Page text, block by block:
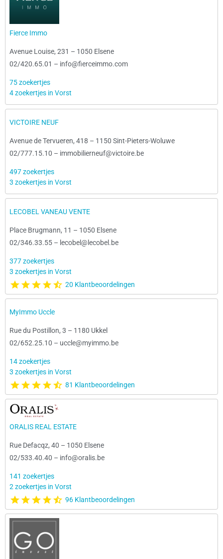
Fierce Immo
Avenue Louise, 231 – 1050 Elsene
02/420.65.01 – info@fierceimmo.com
75 zoekertjes
4 zoekertjes in Vorst
VICTOIRE NEUF
Avenue de Tervueren, 418 – 1150 Sint-Pieters-Woluwe
02/777.15.10 – immobilierneuf@victoire.be
497 zoekertjes
3 zoekertjes in Vorst
LECOBEL VANEAU VENTE
Place Brugmann, 11 – 1050 Elsene
02/346.33.55 – lecobel@lecobel.be
377 zoekertjes
3 zoekertjes in Vorst
20 Klantbeoordelingen
MyImmo Uccle
Rue du Postillon, 3 – 1180 Ukkel
02/652.25.10 – uccle@myimmo.be
14 zoekertjes
3 zoekertjes in Vorst
81 Klantbeoordelingen
ORALIS REAL ESTATE
Rue Defacqz, 40 – 1050 Elsene
02/533.40.40 – info@oralis.be
141 zoekertjes
2 zoekertjes in Vorst
96 Klantbeoordelingen